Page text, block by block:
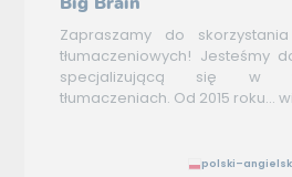
Zapraszamy do
tłumaczeniowych! Jesteśmy
specjalizującą się w
tłumaczeniach. Od 2015 roku...